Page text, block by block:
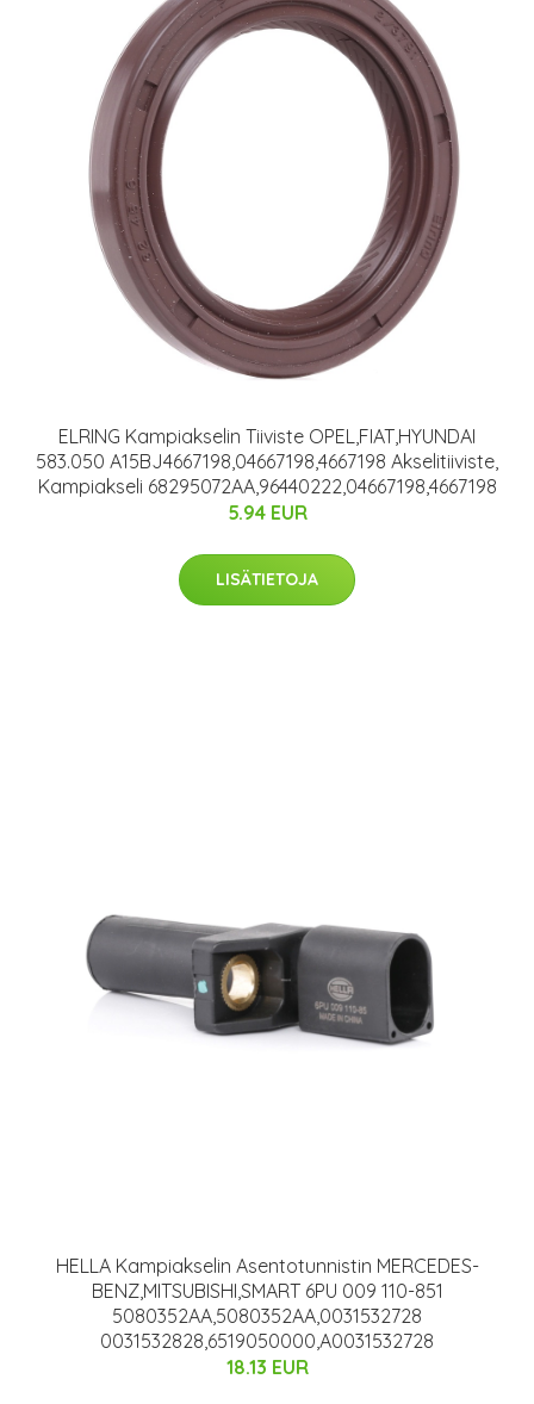
ELRING Kampiakselin Tiiviste OPEL,FIAT,HYUNDAI
583.050 A15BJ4667198,04667198,4667198 Akselitiiviste,
Kampiakseli 68295072AA,96440222,04667198,4667198
5.94 EUR
LISÄTIETOJA
HELLA Kampiakselin Asentotunnistin MERCEDES-
BENZ,MITSUBISHI,SMART 6PU 009 110-851
5080352AA,5080352AA,0031532728
0031532828,6519050000,A0031532728
18.13 EUR